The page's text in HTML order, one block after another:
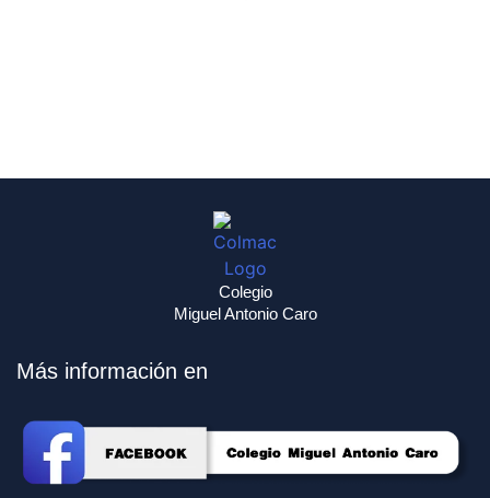
Colegio
Miguel Antonio Caro
Más información en